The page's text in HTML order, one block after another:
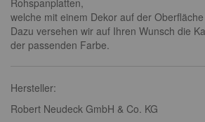
Rohspanplatten,
welche mit einem Dekor auf der
Dazu versehen wir auf Ihren Wunsch die
der passenden Farbe.
Hersteller:
Robert Neudeck GmbH & Co. KG